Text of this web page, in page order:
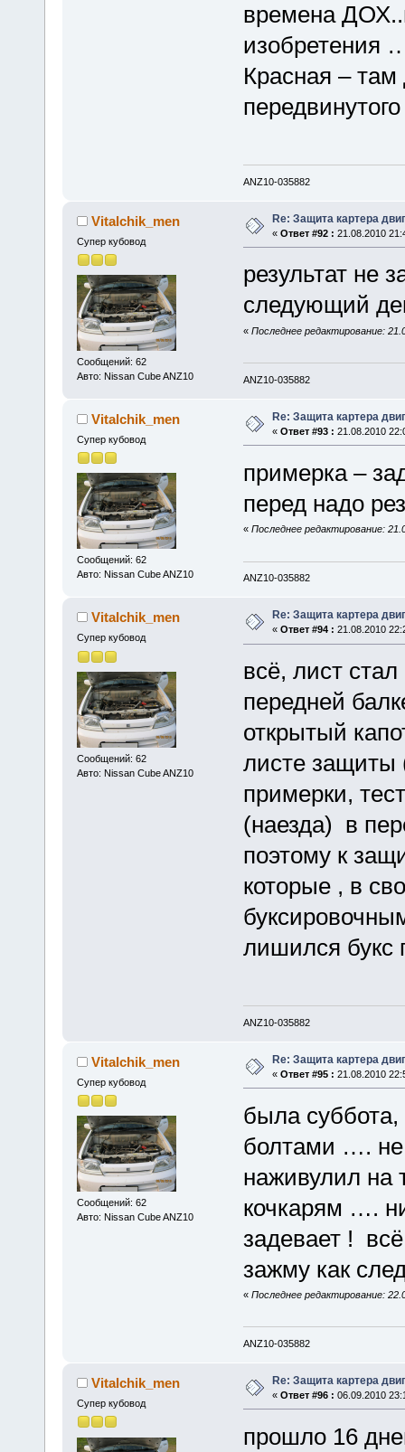
времена
изобретения
Красная – там
ANZ10-035882
Vitalchik_men
Супер кубовод
Сообщений: 62
Авто: Nissan Cube ANZ10
Re: Защита картера
« Ответ #92 : 21.08.2010
результат не
следующий
« Последнее редактирование:
ANZ10-035882
Vitalchik_men
Супер кубовод
Сообщений: 62
Авто: Nissan Cube ANZ10
Re: Защита картера
« Ответ #93 : 21.08.2010
примерка –
перед надо
« Последнее редактирование:
ANZ10-035882
Vitalchik_men
Супер кубовод
Сообщений: 62
Авто: Nissan Cube ANZ10
Re: Защита картера
« Ответ #94 : 21.08.2010
всё, лист
передней
открытый
листе
примерки,
(наезда) в
поэтому к
которые , в
лишился букс
ANZ10-035882
Vitalchik_men
Супер кубовод
Сообщений: 62
Авто: Nissan Cube ANZ10
Re: Защита картера
« Ответ #95 : 21.08.2010
была суббота,
болтами ….
наживулил
кочкарям ….
задевает !
зажму как
« Последнее редактирование:
ANZ10-035882
Vitalchik_men
Супер кубовод
Re: Защита картера
« Ответ #96 : 06.09.2010
прошло 16